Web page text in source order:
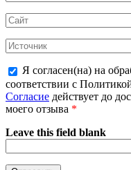
Я согласен(на) на
соответствии с
Согласие действует до
моего отзыва *
Leave this field blank